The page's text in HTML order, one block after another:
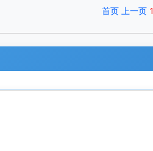
首页 上一页